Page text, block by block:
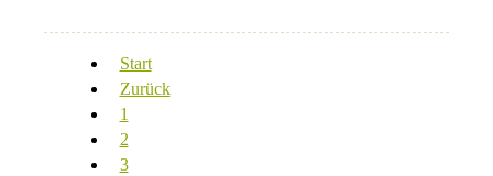
Start
Zurück
1
2
3